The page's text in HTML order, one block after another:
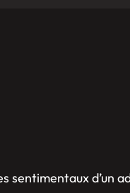
sentimentaux d’un